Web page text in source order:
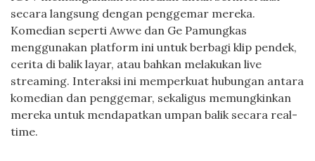
secara langsung dengan penggemar mereka.
Komedian seperti Awwe dan Ge Pamungkas
menggunakan platform ini untuk berbagi klip pendek,
cerita di balik layar, atau bahkan melakukan live
streaming. Interaksi ini memperkuat hubungan antara
komedian dan penggemar, sekaligus memungkinkan
mereka untuk mendapatkan umpan balik secara real-
time.